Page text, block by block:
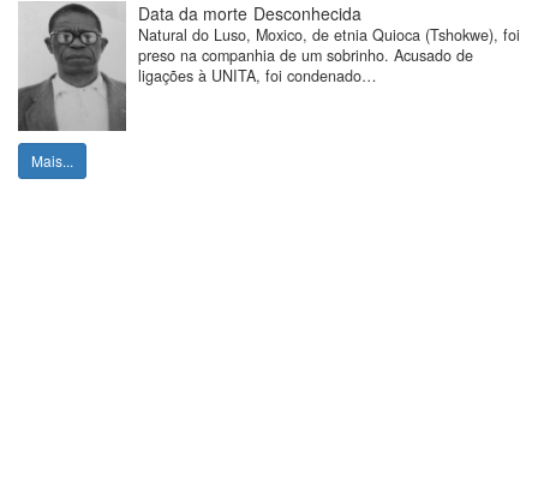
Data da morte Desconhecida
Natural do Luso, Moxico, de etnia Quioca (Tshokwe), foi
preso na companhia de um sobrinho. Acusado de
ligações à UNITA, foi condenado…
Mais...